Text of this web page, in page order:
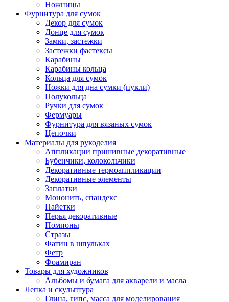
Ножницы
Фурнитура для сумок
Декор для сумок
Донце для сумок
Замки, застежки
Застежки фастексы
Карабины
Карабины кольца
Кольца для сумок
Ножки для дна сумки (пукли)
Полукольца
Ручки для сумок
Фермуары
Фурнитура для вязаных сумок
Цепочки
Материалы для рукоделия
Аппликации пришивные декоративные
Бубенчики, колокольчики
Декоративные термоаппликации
Декоративные элементы
Заплатки
Мононить, спандекс
Пайетки
Перья декоративные
Помпоны
Стразы
Фатин в шпульках
Фетр
Фоамиран
Товары для художников
Альбомы и бумага для акварели и масла
Лепка и скульптура
Глина, гипс, масса для моделирования